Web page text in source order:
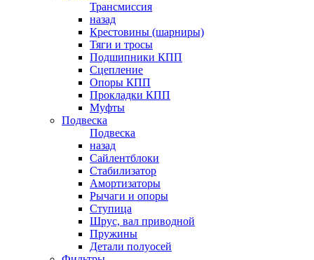
Трансмиссия
назад
Крестовины (шарниры)
Тяги и тросы
Подшипники КПП
Сцепление
Опоры КПП
Прокладки КПП
Муфты
Подвеска
Подвеска
назад
Сайлентблоки
Стабилизатор
Амортизаторы
Рычаги и опоры
Ступица
Шрус, вал приводной
Пружины
Детали полуосей